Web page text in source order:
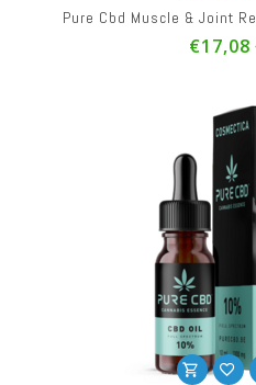
Pure Cbd Muscle & Joint
€17,08